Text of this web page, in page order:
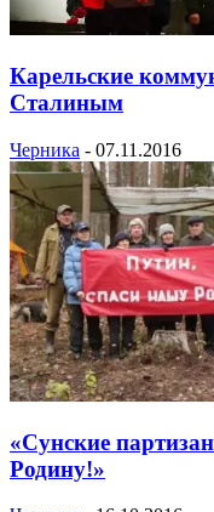
Карельские
Сталиным
Черника - 07.11.2016
«Сунские
Родину!»